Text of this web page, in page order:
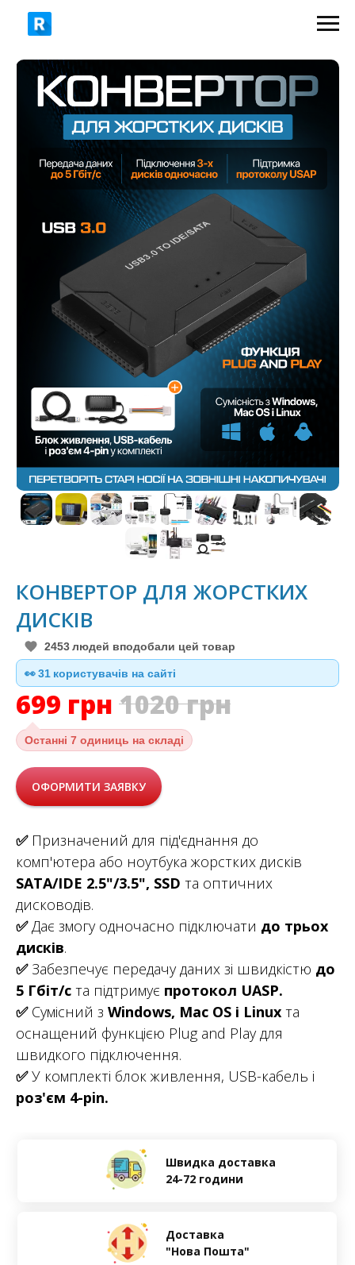
1020 грн
КОНВЕРТОР ДЛЯ ЖОРСТКИХ
ДИСКІВ
2453 людей вподобали цей товар
👀30 користувачів на сайті
699 грн 1020грн
Останні 7 одиниць на складі
ОФОРМИТИ ЗАЯВКУ
✅Призначений для під'єднання до
комп'ютера або ноутбука жорстких дисків
SATA/IDE 2.5"/3.5", SSD та оптичних
дисководів.
✅Дає змогу одночасно підключати до трьох
дисків.
✅Забезпечує передачу даних зі швидкістю до
5 Гбіт/с та підтримує протокол UASP.
✅Сумісний з Windows, Mac OS і Linux та
оснащений функцією Plug and Play для
швидкого підключення.
✅У комплекті блок живлення, USB-кабель і
роз'єм 4-pin.
Швидка доставка
24-72 години
Доставка
"Нова Пошта"